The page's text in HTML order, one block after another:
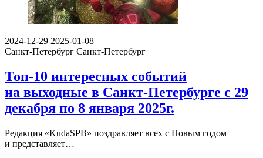
2024-12-29 2025-01-08
Санкт-Петербург Санкт-Петербург
Топ-10 интересных событий
на выходные в Санкт-Петербурге с 29
декабря по 8 января 2025г.
Редакция «KudaSPB» поздравляет всех с Новым годом
и представляет…